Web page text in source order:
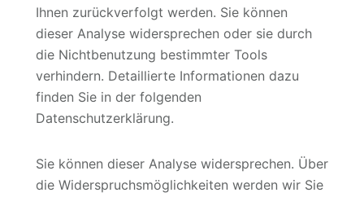
Ihnen zurückverfolgt werden. Sie können
dieser Analyse widersprechen oder sie durch
die Nichtbenutzung bestimmter Tools
verhindern. Detaillierte Informationen dazu
finden Sie in der folgenden
Datenschutzerklärung.
Sie können dieser Analyse widersprechen. Über
die Widerspruchsmöglichkeiten werden wir Sie